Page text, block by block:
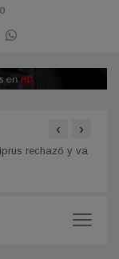
rechazó y va
‹ ›